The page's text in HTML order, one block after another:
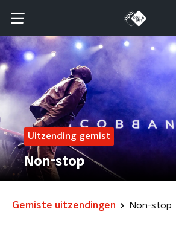
Uitzending gemist
Non-stop
Gemiste uitzendingen Non-stop